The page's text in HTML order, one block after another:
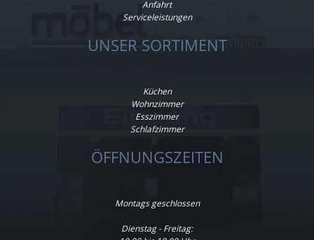
Anfahrt
Serviceleistungen
UNSER SORTIMENT
Küchen
Wohnzimmer
Esszimmer
Schlafzimmer
ÖFFNUNGSZEITEN
Montags geschlossen
Dienstag - Freitag: